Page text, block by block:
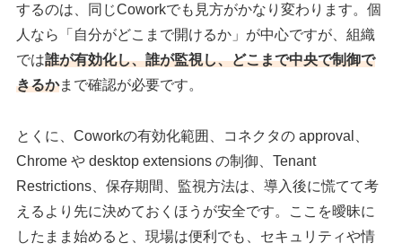
するのは、同じCoworkでも見方がかなり変わります。個
人なら「自分がどこまで開けるか」が中心ですが、組織
では誰が有効化し、誰が監視し、どこまで中央で制御で
きるかまで確認が必要です。
とくに、Coworkの有効化範囲、コネクタの approval、
Chrome や desktop extensions の制御、Tenant
Restrictions、保存期間、監視方法は、導入後に慌てて考
えるより先に決めておくほうが安全です。ここを曖昧に
したまま始めると、現場は便利でも、セキュリティや情